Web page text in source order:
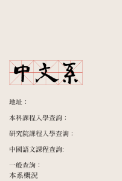
地址：
本科課程入學查詢：
研究院課程入學查詢：
中國語文課程查詢:
一般查詢：
本系概況